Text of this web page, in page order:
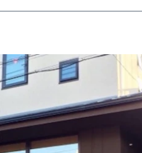
Facebook
Twitter